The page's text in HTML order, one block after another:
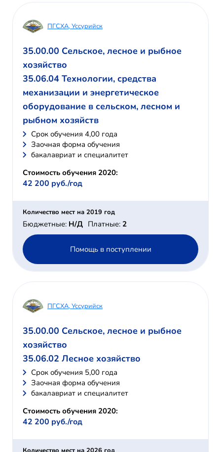
ПГСХА, Уссурийск
35.00.00 Сельское, лесное и рыбное
хозяйство
35.06.04 Технологии, средства
механизации и энергетическое
оборудование в сельском, лесном и
рыбном хозяйств
Cрок обучения 4,00 года
Заочная форма обучения
бакалавриат и специалитет
Стоимость обучения 2020:
42 200 руб./год
Количество мест на 2019 год
Бюджетные: Н/Д Платные: 2
Помощь в поступлении
ПГСХА, Уссурийск
35.00.00 Сельское, лесное и рыбное
хозяйство
35.06.02 Лесное хозяйство
Cрок обучения 5,00 года
Заочная форма обучения
бакалавриат и специалитет
Стоимость обучения 2020:
42 200 руб./год